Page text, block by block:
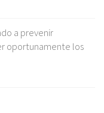
a prevenir
oportunamente los